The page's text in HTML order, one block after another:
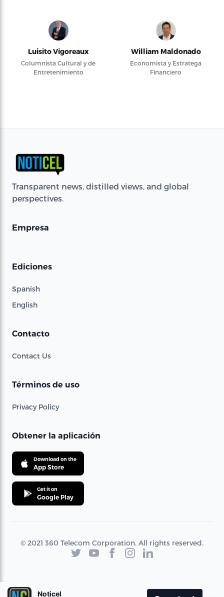
Luisito Vigoreaux
Columnista Cultural y de
Entretenimiento
William Maldonado
Economista y Estratega
Financiero
Transparent news, distilled views, and global
perspectives.
Empresa
Ediciones
Spanish
English
Contacto
Contact Us
Términos de uso
Privacy Policy
Obtener la aplicación
Download on the
App Store
Get it on
Google Play
© 2021 360 Telecom Corporation. All rights reserved.
Noticel